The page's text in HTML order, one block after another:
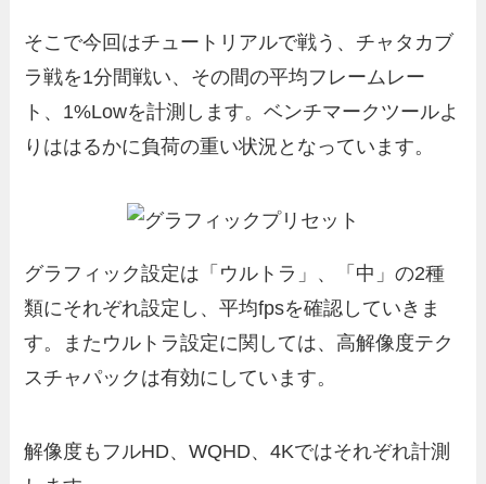
そこで今回はチュートリアルで戦う、チャタカブ
ラ戦を1分間戦い、その間の平均フレームレー
ト、1%Lowを計測します。ベンチマークツールよ
りははるかに負荷の重い状況となっています。
グラフィック設定は「ウルトラ」、「中」の2種
類にそれぞれ設定し、平均fpsを確認していきま
す。またウルトラ設定に関しては、高解像度テク
スチャパックは有効にしています。
解像度もフルHD、WQHD、4Kではそれぞれ計測